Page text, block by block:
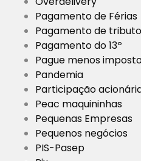
Pagamento de Férias
Pagamento de
Pagamento do 13º
Pague menos
Pandemia
Participação
Peac maquininhas
Pequenas Empresas
Pequenos negócios
PIS-Pasep